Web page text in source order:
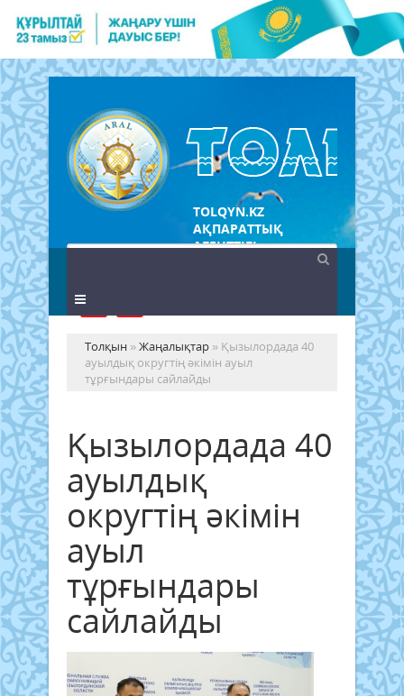
TOLQYN.KZ
АҚПАРАТТЫҚ
АГЕНТТІГІ
Толқын »Жаңалықтар » Қызылордада 40
ауылдық округтің әкімін ауыл
тұрғындары сайлайды
Қызылордада 40
ауылдық
округтің әкімін
ауыл
тұрғындары
сайлайды